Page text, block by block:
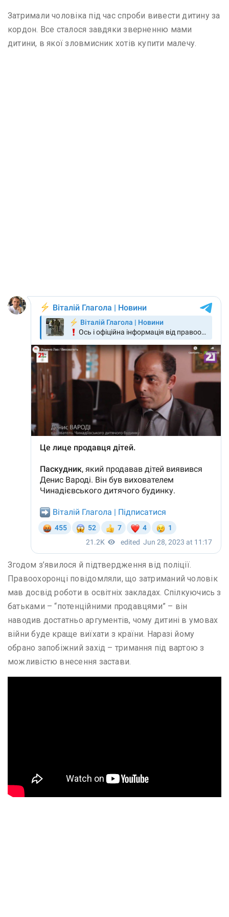
Затримали чоловіка під час спроби вивести дитину за
кордон. Все сталося завдяки зверненню мами
дитини, в якої зловмисник хотів купити малечу.
Згодом з’явилося й підтвердження від поліції.
Правоохоронці повідомляли, що затриманий чоловік
мав досвід роботи в освітніх закладах. Спілкуючись з
батьками – “потенційними продавцями” – він
наводив достатньо аргументів, чому дитині в умовах
війни буде краще виїхати з країни. Наразі йому
обрано запобіжний захід – тримання під вартою з
можливістю внесення застави.